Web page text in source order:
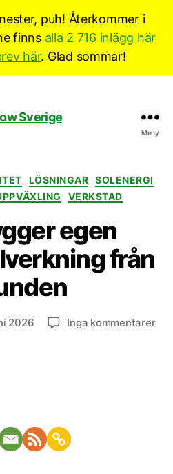
puh! Återkommer i
finns alla 2 716 inlägg här
här. Glad sommar!
Meny
Kategorier
LÖSNINGAR
SOLENERGI
VERKSTAD
egen
från
2026 Inga kommentarertill